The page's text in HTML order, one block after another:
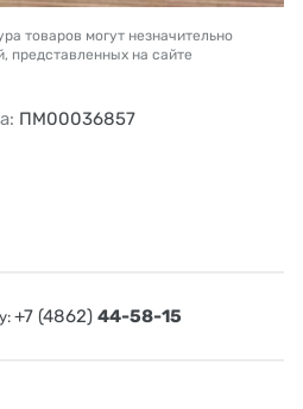
товаров могут незначительно
представленных на сайте
ПМ00036857
+7 (4862) 44-58-15